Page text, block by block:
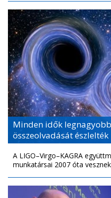
Minden idők
összeolvadását észlelték
A LIGO–Virgo–KAGRA
munkatársai 2007 óta